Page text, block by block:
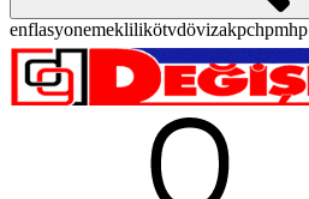
enflasyonemeklilikötvdövizakpchpmhp